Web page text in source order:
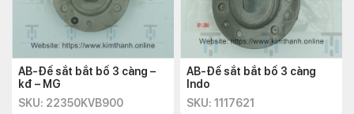
AB-Đế sắt bắt bố 3 càng –
kđ – MG
SKU: 22350KVB900
AB-Đế sắt bắt bố 3 càng
Indo
SKU: 1117621